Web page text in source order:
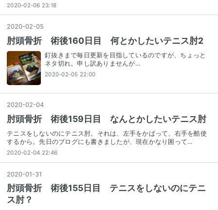
2020-02-06 23:18
2020-02-05
肘頭骨折 術後160日目 何とかしたいテニス肘2
釘抜きまで毎日更新を目指しているのですが、ちょっと
ネタ切れ。申し訳ありませんが…
2020-02-05 22:00
2020-02-04
肘頭骨折 術後159日目 なんとかしたいテニス肘
テニスをしないのにテニス肘。それは、左手をかばって、右手を酷使
するから。先日のブログにも書きましたが、現在かなり困って…
2020-02-04 22:46
2020-01-31
肘頭骨折 術後155日目 テニスをしないのにテニ
ス肘？